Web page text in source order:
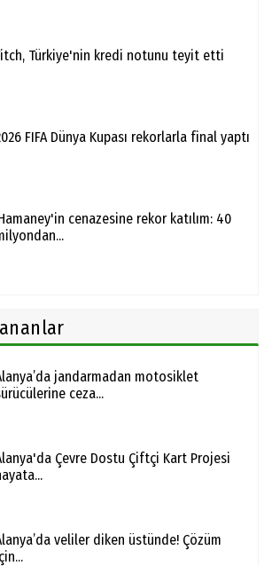
Türkiye'nin kredi notunu teyit etti
FIFA Dünya Kupası rekorlarla final yaptı
cenazesine rekor katılım: 40
jandarmadan motosiklet
ceza...
Çevre Dostu Çiftçi Kart Projesi
veliler diken üstünde! Çözüm